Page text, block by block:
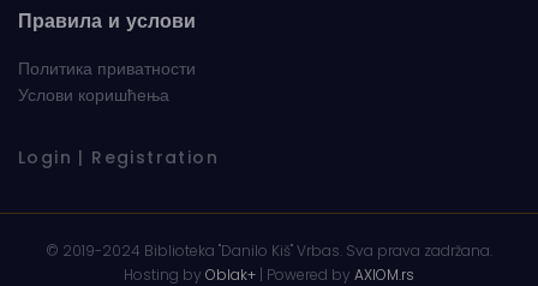
Правила и услови
Политика приватности
Услови коришћења
Login | Registration
© 2019-2024 Biblioteka "Danilo Kiš" Vrbas. Sva prava zadržana.
Hosting by Oblak+ | Powered by AXIOM.rs